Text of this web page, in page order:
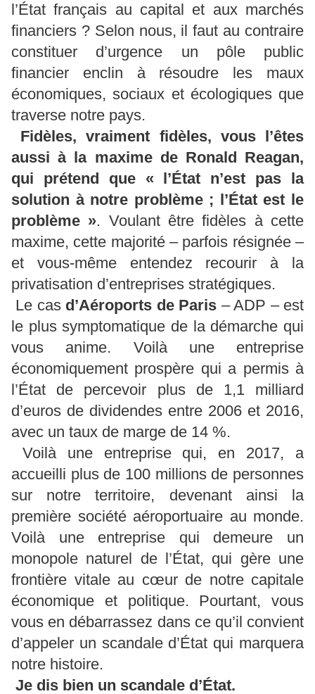
l’État français au capital et aux marchés
financiers ? Selon nous, il faut au contraire
constituer d’urgence un pôle public
financier enclin à résoudre les maux
économiques, sociaux et écologiques que
traverse notre pays.
Fidèles, vraiment fidèles, vous l’êtes
aussi à la maxime de Ronald Reagan,
qui prétend que « l’État n’est pas la
solution à notre problème ; l’État est le
problème ». Voulant être fidèles à cette
maxime, cette majorité – parfois résignée –
et vous-même entendez recourir à la
privatisation d’entreprises stratégiques.
Le cas d’Aéroports de Paris – ADP – est
le plus symptomatique de la démarche qui
vous anime. Voilà une entreprise
économiquement prospère qui a permis à
l’État de percevoir plus de 1,1 milliard
d’euros de dividendes entre 2006 et 2016,
avec un taux de marge de 14 %.
Voilà une entreprise qui, en 2017, a
accueilli plus de 100 millions de personnes
sur notre territoire, devenant ainsi la
première société aéroportuaire au monde.
Voilà une entreprise qui demeure un
monopole naturel de l’État, qui gère une
frontière vitale au cœur de notre capitale
économique et politique. Pourtant, vous
vous en débarrassez dans ce qu’il convient
d’appeler un scandale d’État qui marquera
notre histoire.
Je dis bien un scandale d’État.